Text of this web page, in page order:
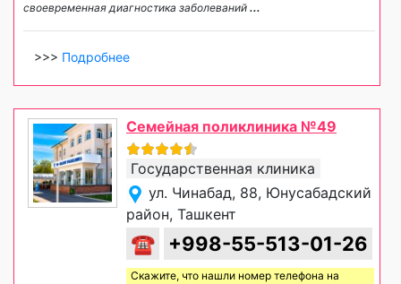
своевременная диагностика заболеваний ...
>>> Подробнее
Семейная поликлиника №49
Государственная клиника
ул. Чинабад, 88, Юнусабадский
район, Ташкент
☎ +998-55-513-01-26
Скажите, что нашли номер телефона на